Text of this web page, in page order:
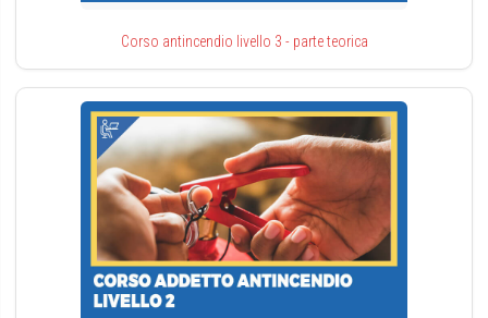
Corso antincendio livello 3 - parte teorica